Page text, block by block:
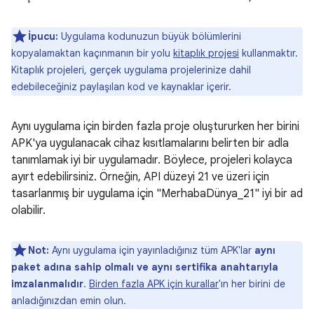
İpucu: Uygulama kodunuzun büyük bölümlerini
kopyalamaktan kaçınmanın bir yolu kitaplık projesi kullanmaktır.
Kitaplık projeleri, gerçek uygulama projelerinize dahil
edebileceğiniz paylaşılan kod ve kaynaklar içerir.
Aynı uygulama için birden fazla proje oluştururken her birini
APK'ya uygulanacak cihaz kısıtlamalarını belirten bir adla
tanımlamak iyi bir uygulamadır. Böylece, projeleri kolayca
ayırt edebilirsiniz. Örneğin, API düzeyi 21 ve üzeri için
tasarlanmış bir uygulama için "MerhabaDünya_21" iyi bir ad
olabilir.
Not: Aynı uygulama için yayınladığınız tüm APK'lar aynı
paket adına sahip olmalı ve aynı sertifika anahtarıyla
imzalanmalıdır. Birden fazla APK için kurallar'ın her birini de
anladığınızdan emin olun.